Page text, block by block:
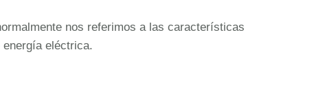
nos referimos a las características
eléctrica.